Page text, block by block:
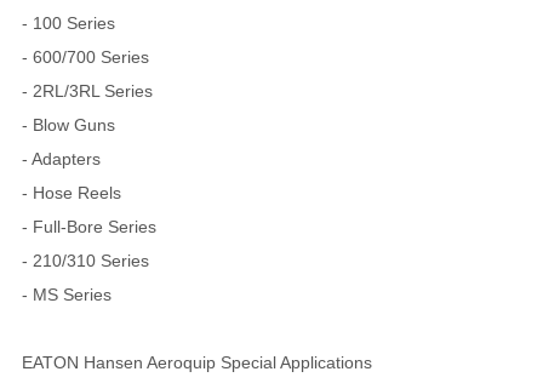
- 100 Series
- 600/700 Series
- 2RL/3RL Series
- Blow Guns
- Adapters
- Hose Reels
- Full-Bore Series
- 210/310 Series
- MS Series
EATON Hansen Aeroquip Special Applications